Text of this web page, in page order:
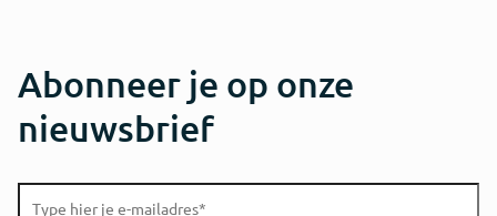
Abonneer je op onze
nieuwsbrief